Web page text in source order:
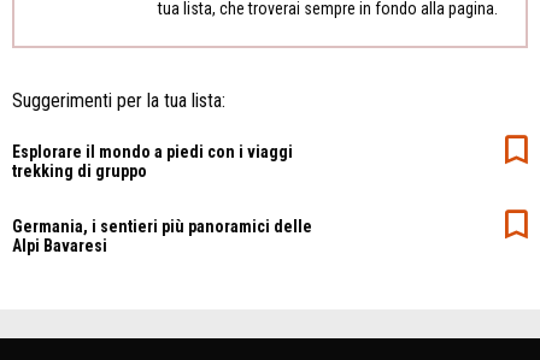
tua lista, che troverai sempre in fondo alla pagina.
Suggerimenti per la tua lista:
Esplorare il mondo a piedi con i viaggi
trekking di gruppo
Germania, i sentieri più panoramici delle
Alpi Bavaresi